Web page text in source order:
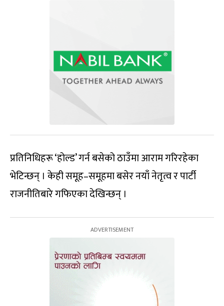
प्रतिनिधिहरू ‘होल्ड’ गर्न बसेको ठाउँमा आराम गरिरहेका
भेटिन्छन् । केही समूह–समूहमा बसेर नयाँ नेतृत्व र पार्टी
राजनीतिबारे गफिएका देखिन्छन् ।